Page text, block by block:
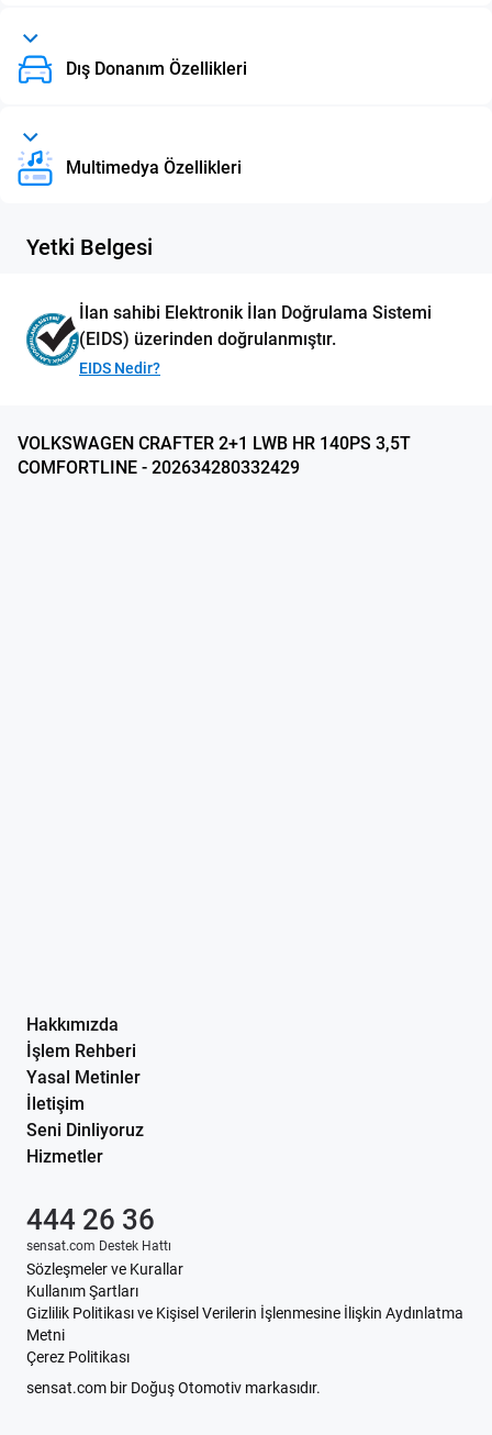
Dış Donanım Özellikleri
Multimedya Özellikleri
Yetki Belgesi
İlan sahibi Elektronik İlan Doğrulama Sistemi
(EIDS) üzerinden doğrulanmıştır.
EIDS Nedir?
VOLKSWAGEN CRAFTER 2+1 LWB HR 140PS 3,5T
COMFORTLINE - 202634280332429
Hakkımızda
İşlem Rehberi
Yasal Metinler
İletişim
Seni Dinliyoruz
Hizmetler
Sözleşmeler ve Kurallar
Kullanım Şartları
Gizlilik Politikası ve Kişisel Verilerin İşlenmesine İlişkin Aydınlatma
Metni
Çerez Politikası
sensat.com bir Doğuş Otomotiv markasıdır.
444 26 36
sensat.com Destek Hattı